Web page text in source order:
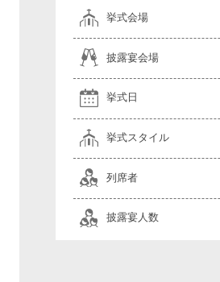
挙式会場
披露宴会場
挙式日
挙式スタイル
列席者
披露宴人数